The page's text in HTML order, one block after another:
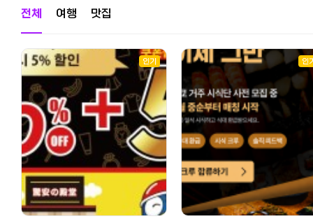
전체 여행 맛집
인기 인